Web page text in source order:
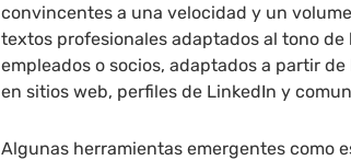
convincentes a una velocidad y un
textos profesionales adaptados al tono de
empleados o socios, adaptados a partir
en sitios web, perfiles de LinkedIn y
Algunas herramientas emergentes como